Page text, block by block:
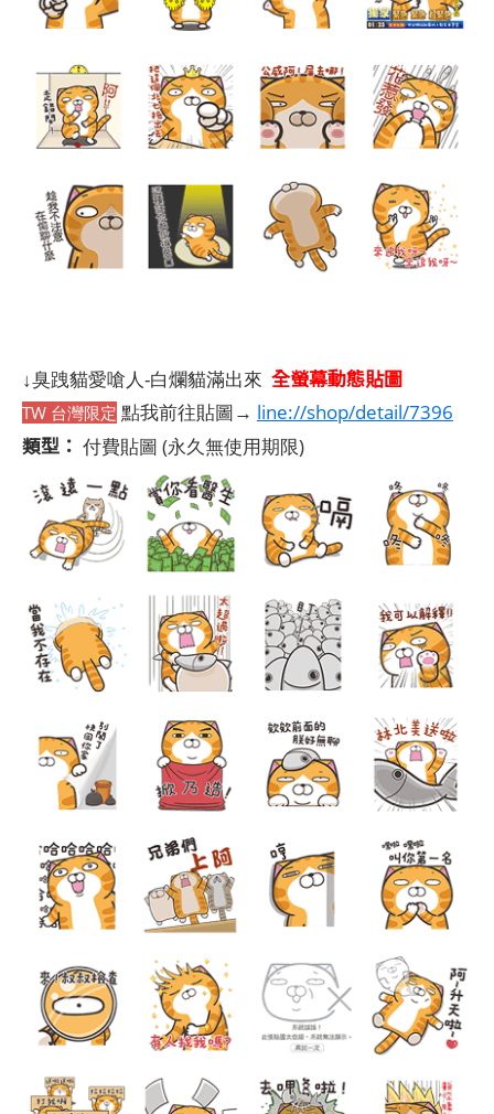
↓臭跩貓愛嗆人-白爛貓滿出來 全螢幕動態貼圖
TW 台灣限定 點我前往貼圖→ line://shop/detail/7396
類型： 付費貼圖 (永久無使用期限)